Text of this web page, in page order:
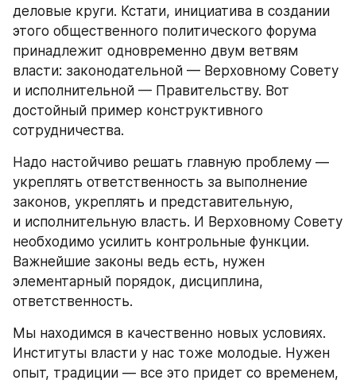
деловые круги. Кстати, инициатива в создании
этого общественного политического форума
принадлежит одновременно двум ветвям
власти: законодательной — Верховному Совету
и исполнительной — Правительству. Вот
достойный пример конструктивного
сотрудничества.
Надо настойчиво решать главную проблему —
укреплять ответственность за выполнение
законов, укреплять и представительную,
и исполнительную власть. И Верховному Совету
необходимо усилить контрольные функции.
Важнейшие законы ведь есть, нужен
элементарный порядок, дисциплина,
ответственность.
Мы находимся в качественно новых условиях.
Институты власти у нас тоже молодые. Нужен
опыт, традиции — все это придет со временем,